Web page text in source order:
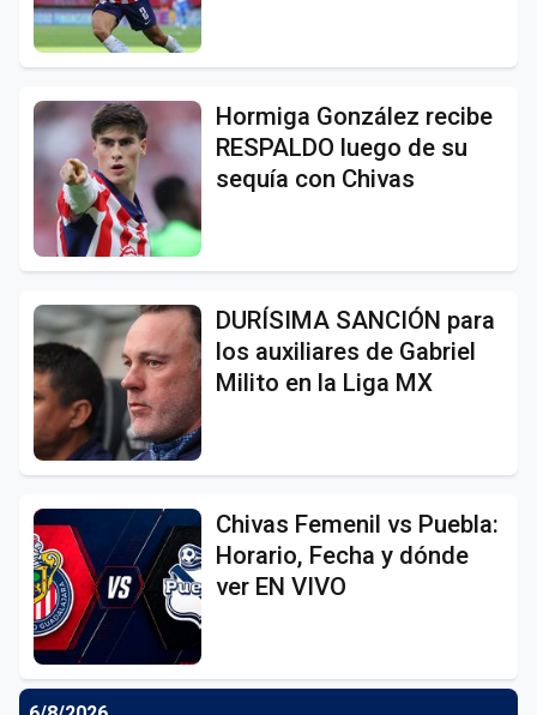
Hormiga González recibe
RESPALDO luego de su
sequía con Chivas
DURÍSIMA SANCIÓN para
los auxiliares de Gabriel
Milito en la Liga MX
Chivas Femenil vs Puebla:
Horario, Fecha y dónde
ver EN VIVO